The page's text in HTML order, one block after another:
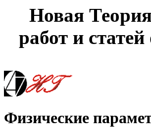
Новая
работ и
Физические